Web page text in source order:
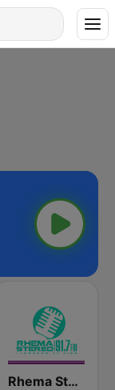
Rhema Stereo